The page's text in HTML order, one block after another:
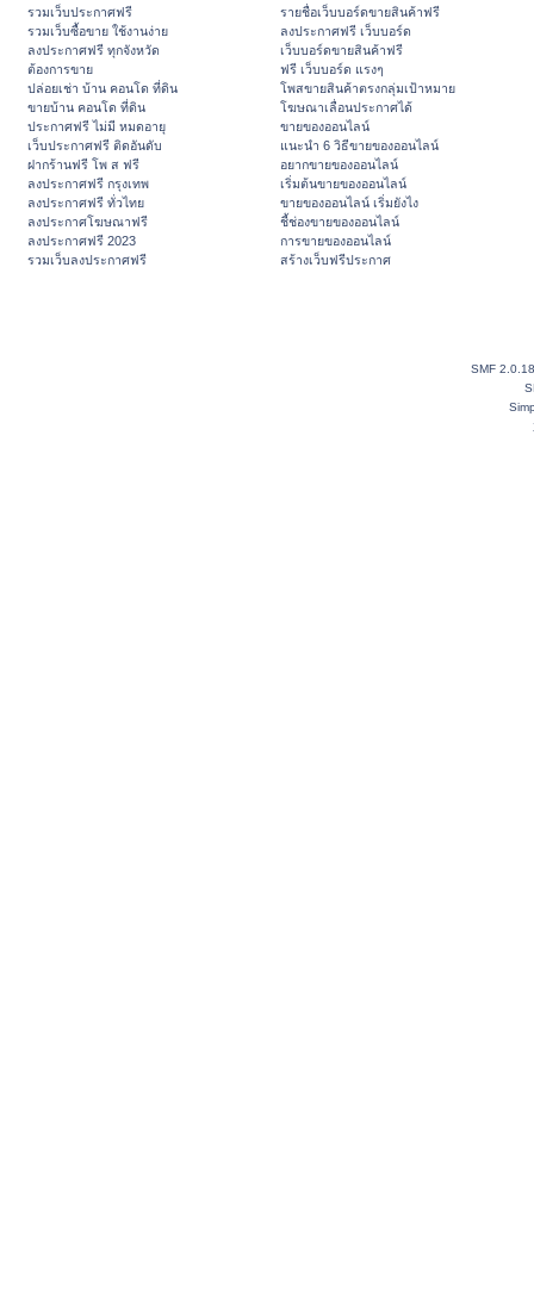
รวมเว็บประกาศฟรี
รวมเว็บซื้อขาย ใช้งานง่าย
ลงประกาศฟรี ทุกจังหวัด
ต้องการขาย
ปล่อยเช่า บ้าน คอนโด ที่ดิน
ขายบ้าน คอนโด ที่ดิน
ประกาศฟรี ไม่มี หมดอายุ
เว็บประกาศฟรี ติดอันดับ
ฝากร้านฟรี โพ ส ฟรี
ลงประกาศฟรี กรุงเทพ
ลงประกาศฟรี ทั่วไทย
ลงประกาศโฆษณาฟรี
ลงประกาศฟรี 2023
รวมเว็บลงประกาศฟรี
รายชื่อเว็บบอร์ดขายสินค้าฟรี
ลงประกาศฟรี เว็บบอร์ด
เว็บบอร์ดขายสินค้าฟรี
ฟรี เว็บบอร์ด แรงๆ
โพสขายสินค้าตรงกลุ่มเป้าหมาย
โฆษณาเลื่อนประกาศได้
ขายของออนไลน์
แนะนำ 6 วิธีขายของออนไลน์
อยากขายของออนไลน์
เริ่มต้นขายของออนไลน์
ขายของออนไลน์ เริ่มยังไง
ชี้ช่องขายของออนไลน์
การขายของออนไลน์
สร้างเว็บฟรีประกาศ
SMF 2.0.18